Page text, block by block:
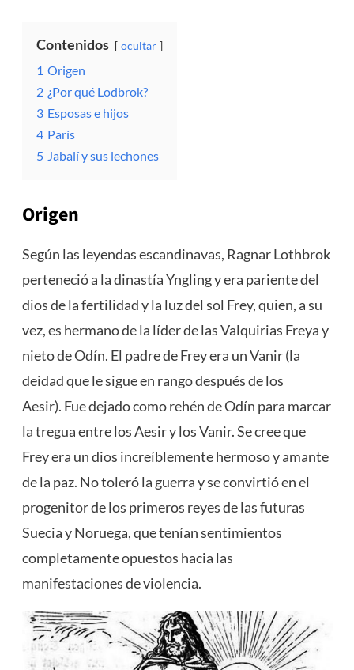
Contenidos ocultar
1 Origen
2 ¿Por qué Lodbrok?
3 Esposas e hijos
4 París
5 Jabalí y sus lechones
Origen
Según las leyendas escandinavas, Ragnar Lothbrok
perteneció a la dinastía Yngling y era pariente del
dios de la fertilidad y la luz del sol Frey, quien, a su
vez, es hermano de la líder de las Valquirias Freya y
nieto de Odín. El padre de Frey era un Vanir (la
deidad que le sigue en rango después de los
Aesir). Fue dejado como rehén de Odín para marcar
la tregua entre los Aesir y los Vanir. Se cree que
Frey era un dios increíblemente hermoso y amante
de la paz. No toleró la guerra y se convirtió en el
progenitor de los primeros reyes de las futuras
Suecia y Noruega, que tenían sentimientos
completamente opuestos hacia las
manifestaciones de violencia.